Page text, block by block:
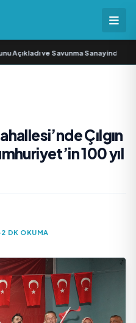
ve Savunma Sanayinde
Çılgın
100 yıl
2 DK OKUMA